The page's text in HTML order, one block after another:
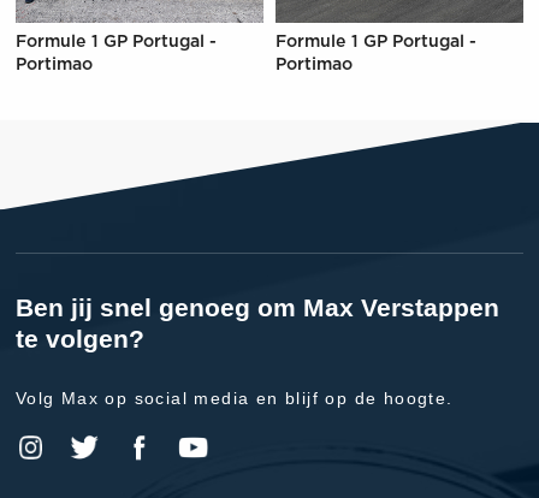
Formule 1 GP Portugal -
Portimao
Formule 1 GP Portugal -
Portimao
Ben jij snel genoeg om Max Verstappen
te volgen?
Volg Max op social media en blijf op de hoogte.